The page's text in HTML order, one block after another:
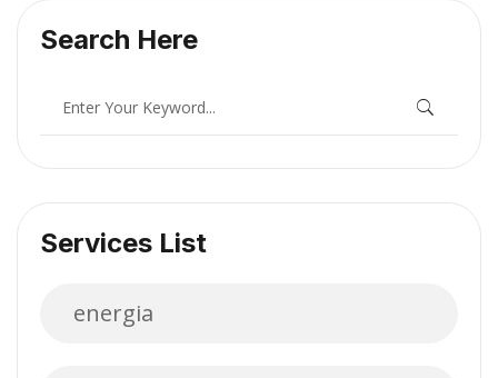
Search Here
Services List
energia